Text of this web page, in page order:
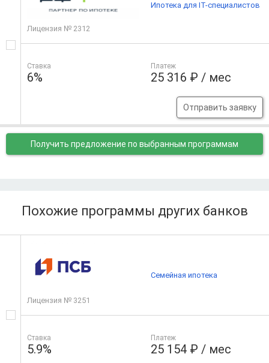
Лицензия № 2312
Ставка
6%
Платеж
25 316 ₽ / мес
Отправить заявку
Ипотека для IT-специалистов
Получить предложение по выбранным программам
Похожие программы других банков
Лицензия № 3251
Ставка
5.9%
Платеж
25 154 ₽ / мес
Семейная ипотека